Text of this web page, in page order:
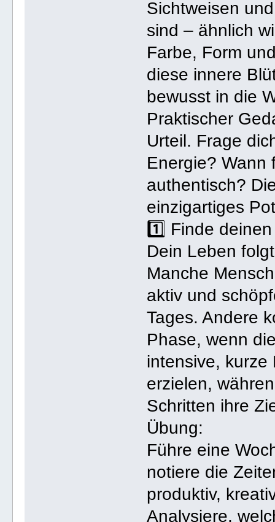
Sichtweisen
sind – ähnlich
Farbe, Form
diese innere
bewusst in die
Praktischer
Urteil. Frage
Energie? Wann
authentisch?
einzigartiges
1️⃣ Finde
Dein Leben
Manche
aktiv und
Tages. Andere
Phase, wenn
intensive, kurze
erzielen,
Schritten ihre
Übung:
Führe eine
notiere die
produktiv,
Analysiere,